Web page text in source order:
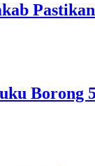
Borong